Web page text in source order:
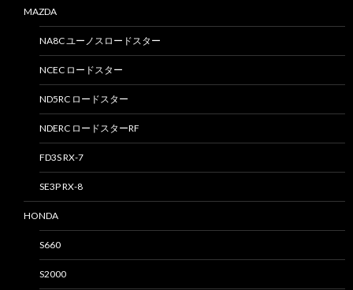
MAZDA
NA8C ユーノスロードスター
NCEC ロードスター
ND5RC ロードスター
NDERC ロードスターRF
FD3S RX-7
SE3P RX-8
HONDA
S660
S2000